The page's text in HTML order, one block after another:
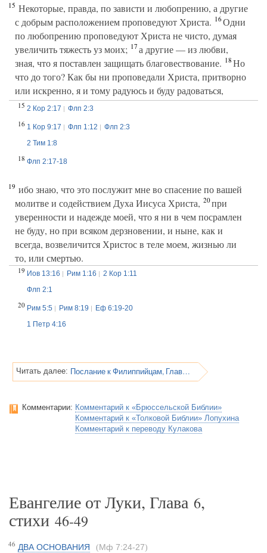
15 Некоторые, правда, по зависти и любопрению, а другие
с добрым расположением проповедуют Христа. 16Одни
по любопрению проповедуют Христа не чисто, думая
увеличить тяжесть уз моих; 17а другие — из любви,
зная, что я поставлен защищать благовествование. 18Но
что до того? Как бы ни проповедали Христа, притворно
или искренно, я и тому радуюсь и буду радоваться,
15 2 Кор 2:17 Флп 2:3
16 1 Кор 9:17 Флп 1:12
Флп 2:3
2 Тим 1:8
18 Флп 2:17-18
19 ибо знаю, что это послужит мне во спасение по вашей
молитве и содействием Духа Иисуса Христа, 20при
уверенности и надежде моей, что я ни в чем посрамлен
не буду, но при всяком дерзновении, и ныне, как и
всегда, возвеличится Христос в теле моем, жизнью ли
то, или смертью.
19 Иов 13:16 Рим 1:16
2 Кор 1:11
Флп 2:1
20 Рим 5:5 Рим 8:19
Еф 6:19-20
1 Петр 4:16
Читать далее: Послание к Филиппийцам, Глава 1
Комментарии: Комментарий к «Брюссельской Библии»
Комментарий к «Толковой Библии» Лопухина
Комментарий к переводу Кулакова
Евангелие от Луки, Глава 6,
стихи 46-49
46 ДВА ОСНОВАНИЯ (Мф 7:24-27)